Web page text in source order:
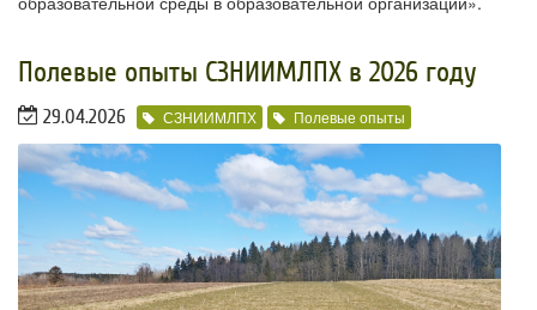
​Полевые опыты СЗНИИМЛПХ в 2026 году
29.04.2026 СЗНИИМЛПХ Полевые опыты